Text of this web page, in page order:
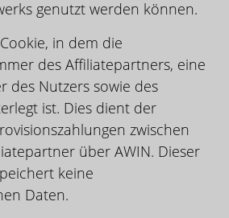
genutzt werden können.
in dem die
des Affiliatepartners, eine
des Nutzers sowie des
ist. Dies dient der
zwischen
über AWIN. Dieser
keine
Daten.